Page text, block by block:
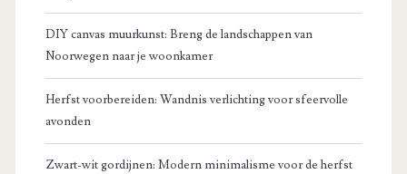
DIY canvas muurkunst: Breng de landschappen van
Noorwegen naar je woonkamer
Herfst voorbereiden: Wandnis verlichting voor sfeervolle
avonden
Zwart-wit gordijnen: Modern minimalisme voor de herfst